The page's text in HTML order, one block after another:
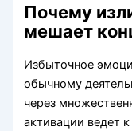
Почему
мешает
Избыточное
обычному
через
активации ведет